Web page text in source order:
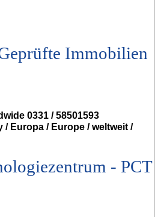
Immobilien
0331 / 58501593
/ Europa / Europe / weltweit /
- PCT